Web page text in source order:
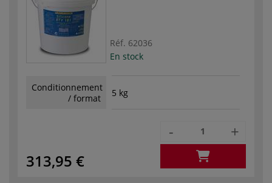
Réf. 62036
En stock
Conditionnement
/ format
5 kg
313,95 €
- +